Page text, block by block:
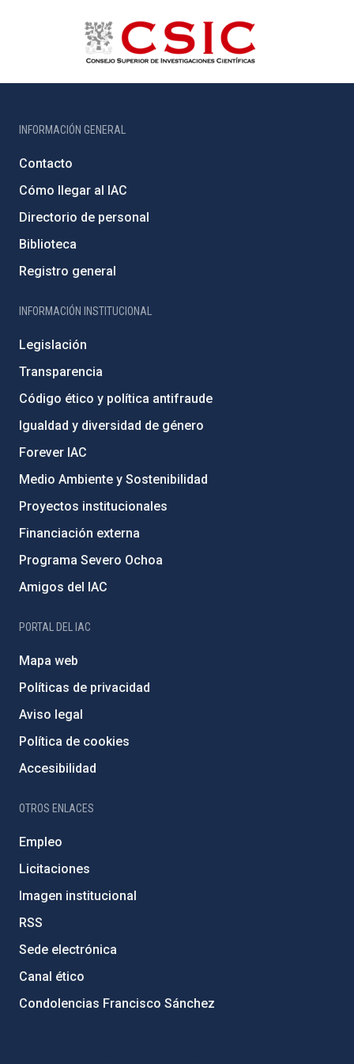
INFORMACIÓN GENERAL
Contacto
Cómo llegar al IAC
Directorio de personal
Biblioteca
Registro general
INFORMACIÓN INSTITUCIONAL
Legislación
Transparencia
Código ético y política antifraude
Igualdad y diversidad de género
Forever IAC
Medio Ambiente y Sostenibilidad
Proyectos institucionales
Financiación externa
Programa Severo Ochoa
Amigos del IAC
PORTAL DEL IAC
Mapa web
Políticas de privacidad
Aviso legal
Política de cookies
Accesibilidad
OTROS ENLACES
Empleo
Licitaciones
Imagen institucional
RSS
Sede electrónica
Canal ético
Condolencias Francisco Sánchez